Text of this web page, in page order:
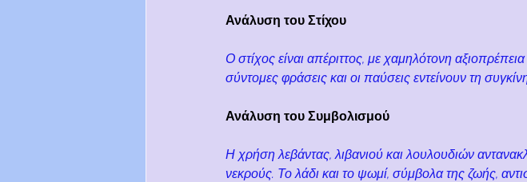
Ανάλυση του Στίχου
Ο στίχος είναι απέριττος, με χαμηλότονη
σύντομες φράσεις και οι παύσεις εντείνουν τη
Ανάλυση του Συμβολισμού
Η χρήση λεβάντας, λιβανιού και λουλουδιών
νεκρούς. Το λάδι και το ψωμί, σύμβολα της ζωής,